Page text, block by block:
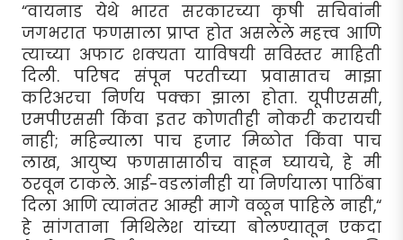
“वायनाड येथे भारत सरकारच्या कृषी सचिवांनी
जगभरात फणसाला प्राप्त होत असलेले महत्त्व आणि
त्याच्या अफाट शक्यता याविषयी सविस्तर माहिती
दिली. परिषद संपून परतीच्या प्रवासातच माझा
करिअरचा निर्णय पक्का झाला होता. यूपीएससी,
एमपीएससी किंवा इतर कोणतीही नोकरी करायची
नाही; महिन्याला पाच हजार मिळोत किंवा पाच
लाख, आयुष्य फणसासाठीच वाहून घ्यायचे, हे मी
ठरवून टाकले. आई-वडलांनीही या निर्णयाला पाठिंबा
दिला आणि त्यानंतर आम्ही मागे वळून पाहिले नाही,“
हे सांगताना मिथिलेश यांच्या बोलण्यातून एकदा